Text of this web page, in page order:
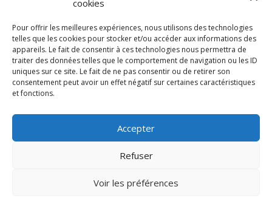
cookies
Pour offrir les meilleures expériences, nous utilisons des technologies
telles que les cookies pour stocker et/ou accéder aux informations des
appareils. Le fait de consentir à ces technologies nous permettra de
traiter des données telles que le comportement de navigation ou les ID
uniques sur ce site. Le fait de ne pas consentir ou de retirer son
consentement peut avoir un effet négatif sur certaines caractéristiques
et fonctions.
Accepter
Refuser
Voir les préférences
Newsletter & Presse
Partenaires
Tarifs
Espace Client
121DigitalGroup |